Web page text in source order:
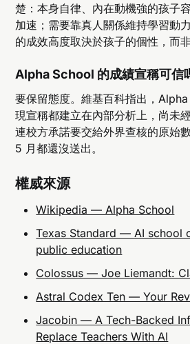
楚：本身自律、內在動機強的孩子
加速；需要靠真人關係維持學習動
的成效高度取決於孩子的個性，而
Alpha School 的成績宣稱可信
要保留態度。維基百科指出，
現宣稱都建立在內部分析上，尚未
連校方承諾要交給外界查核的原始
5 月都還沒送出。
權威來源
Wikipedia — Alpha School
Texas Standard — AI school
public education
Colossus — Joe Liemandt:
Astral Codex Ten — Your
Jacobin — A Tech-Backed
Replace Teachers With AI